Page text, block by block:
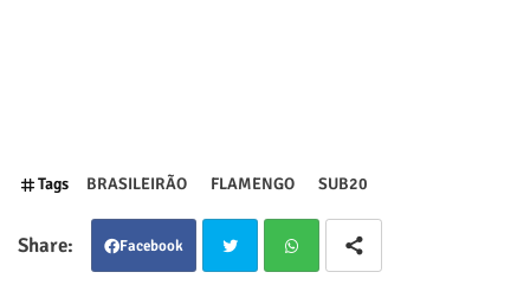
Tags BRASILEIRÃO FLAMENGO SUB20
Facebook